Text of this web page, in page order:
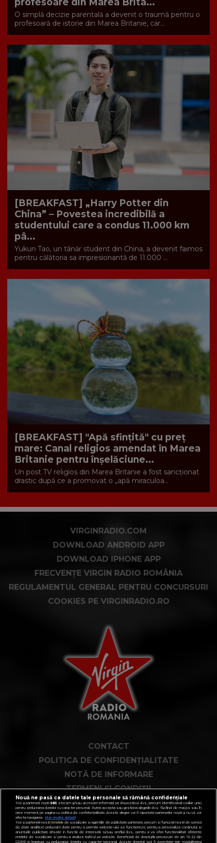
profesoare din Marea Brita...
O simplă decizie parentală a devenit o traumă pentru o
profesoară de istorie din Marea Britanie, car...
[BREAKFAST] „Harry Potter din
China” – Povestea incredibilă a
studentului care a condus 11.000 km
pâ...
Yukun Tao, un tânăr student din China, a devenit faimos
pentru călătoria sa impresionantă de 11.000 ...
[BREAKFAST] "Apă sfințită" cu preț
mare: Canal religios amendat în Marea
Britanie pentru înșelăciune...
Un post TV religios din Marea Britanie a fost sancționat
drastic după ce a promovat o „apă miraculoa...
VIRGINRADIO.COM
DOWNLOAD ANDROID APP
DOWNLOAD IPHONE APP
FRECVENȚE VIRGIN RADIO ROMÂNIA
REGULAMENTUL GENERAL PENTRU CONCURSURI
COOKIES PE VIRGINRADIO.RO
CONTACT
POLITICA DE CONFIDENȚIALITATE
NOTĂ DE INFORMARE
TERMENI ȘI CONDIȚII
COD DEONTOLOGIC
PUBLICITATE PRIN RRM
FAQ
Nouă ne pasă ca datele tale personale să rămână confidențiale
Noi și partenerii noștri585 stocăm și/sau accesăm informații pe dispozitivul dvs., precum identificatorii cookie unici
pentru prelucrarea datelor cu caracter personal. Puteți accepta sau gestiona alegerile dvs. făcând clic mai jos sau în
orice moment, pe pagina cu politica de confidențialitate. Aceste alegeri vor fi raportate partenerilor noștri și nu vă vor
afecta navigarea.
Mai multe detalii
Noi si partenerii nostri (retelele de socializare si agentiile de publicitate partenere, precum si furnizorii nostri de servicii
de date analitice) prelucram date pentru a permite website-ului sa functioneze, pentru a personaliza continutul si
anunturile publicitare afisate in functie de interesele si/sau profilul dvs., pentru a va oferi functionalitati aferente
retelelor de socializare si pentru a analiza traficul pe website. Beneficiati de drepturile prevazute de art. 15-22 din
GDPR in legatura cu prelucrarea datelor cu caracter personal. Aceste drepturi pot fi exercitate prin modalitatea